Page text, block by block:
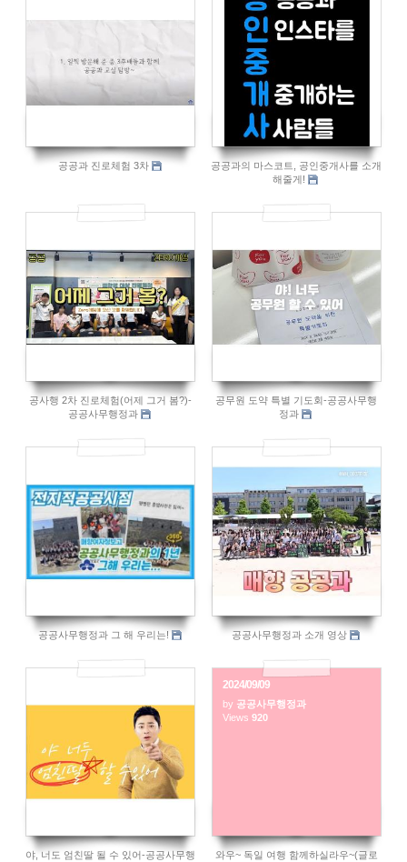
공공과 진로체험 3차
1075
공공과의 마스코트, 공인중개사를 소개
해줄게!
935
공사행 2차 진로체험(어제 그거 봄?)-
공공사무행정과
1035
공무원 도약 특별 기도회-공공사무행
정과
962
공공사무행정과 그 해 우리는!
2053
공공사무행정과 소개 영상
야, 너도 엄친딸 될 수 있어-공공사무행
2024/09/09
by 공공사무행정과
Views920
와우~ 독일 여행 함께하실라우~(글로